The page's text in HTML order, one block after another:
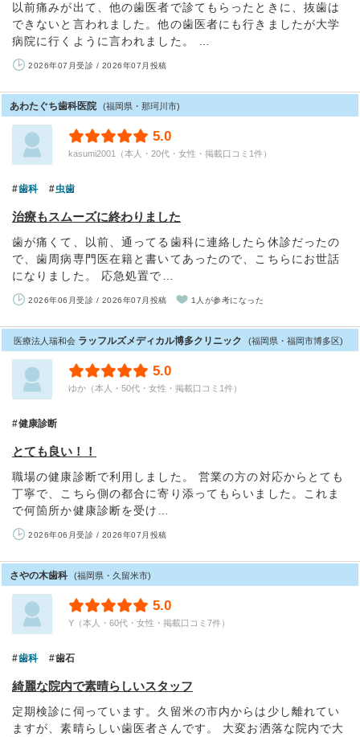
以前痛みが出て、他の歯医者で診てもらったときに、抜歯は
できないと言われました。他の歯医者にも行きましたが大学
病院に行くように言われました。 …
2026年07月受診 / 2026年07月投稿
あわたぐち歯科医院 (福岡県・那珂川市)
5.0
kasumi2001（本人・20代・女性・掲載口コミ1件）
歯科 虫歯
治療もスムーズに終わりました
歯が痛くて、以前、通ってる歯科に連絡したら休診だったの
で、歯周病専門医在籍と書いてあったので、こちらにお世話
になりました。 応急処置で…
2026年06月受診 / 2026年07月投稿 1人が参考になった
医療法人瑞和会 ラッフルズメディカル博多クリニック (福岡県・福岡市博多区)
5.0
ゆか（本人・50代・女性・掲載口コミ1件）
健康診断
とても良い！！
職場の健康診断で利用しました。 営業の方の対応からとても
丁寧で、こちら側の都合に寄り添ってもらいました。これま
で何箇所か健康診断を受け…
2026年06月受診 / 2026年07月投稿
さやの木歯科 (福岡県・久留米市)
5.0
Y（本人・60代・女性・掲載口コミ7件）
歯科 歯石
綺麗な院内で素晴らしいスタッフ
定期検診に伺っています。久留米の市内からは少し離れてい
ますが、素晴らしい歯医者さんです。 大変お洒落な院内で大